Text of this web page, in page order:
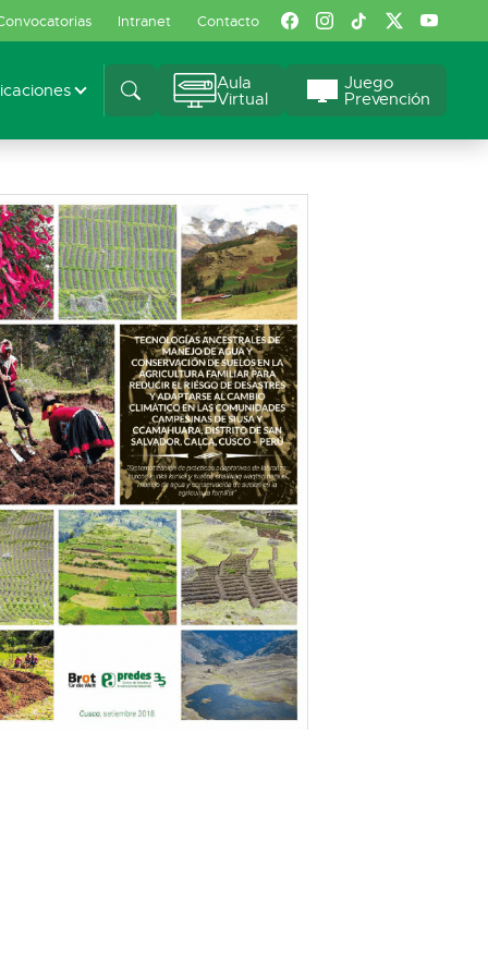
Intranet Contacto
Aula
Virtual
Juego
Prevención